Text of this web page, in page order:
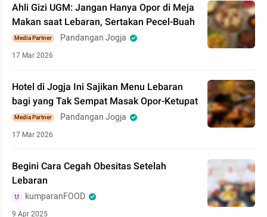
Ahli Gizi UGM: Jangan Hanya Opor di Meja
Makan saat Lebaran, Sertakan Pecel-Buah
Media Partner Pandangan Jogja
17 Mar 2026
Hotel di Jogja Ini Sajikan Menu Lebaran
bagi yang Tak Sempat Masak Opor-Ketupat
Media Partner Pandangan Jogja
17 Mar 2026
Begini Cara Cegah Obesitas Setelah
Lebaran
kumparanFOOD
9 Apr 2025